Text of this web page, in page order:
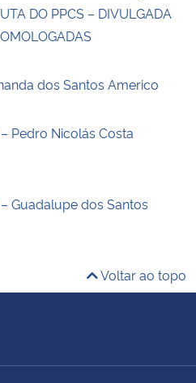
DO PPCS – DIVULGADA
dos Santos Americo
Pedro Nicolás Costa
Guadalupe dos Santos
Voltar ao topo